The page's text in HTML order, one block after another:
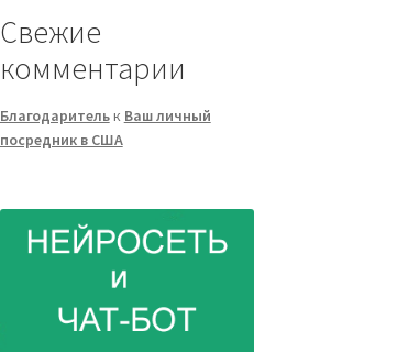
Свежие
комментарии
Благодарительк Ваш личный
посредник в США